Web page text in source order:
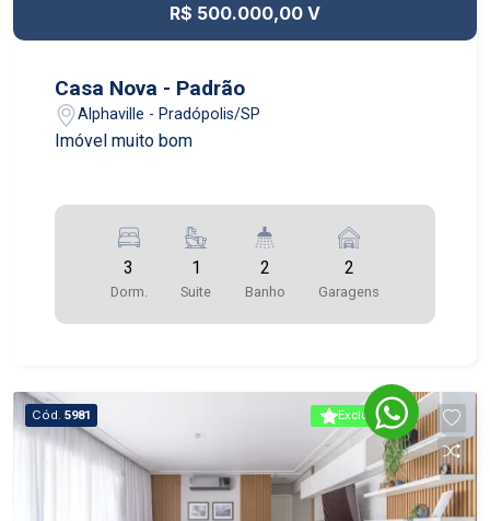
R$ 500.000,00 V
Casa Nova - Padrão
Alphaville - Pradópolis/SP
Imóvel muito bom
3
Dorm.
1
Suite
2
Banho
2
Garagens
Exclusivo
Cód. 5981